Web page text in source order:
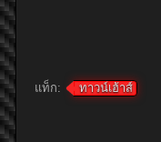
แท็ก: ทาวน์เฮ้าส์